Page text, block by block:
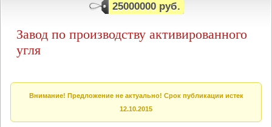
25000000 руб.
Завод по производству активированного
угля
Внимание! Предложение не актуально! Срок публикации истек
12.10.2015